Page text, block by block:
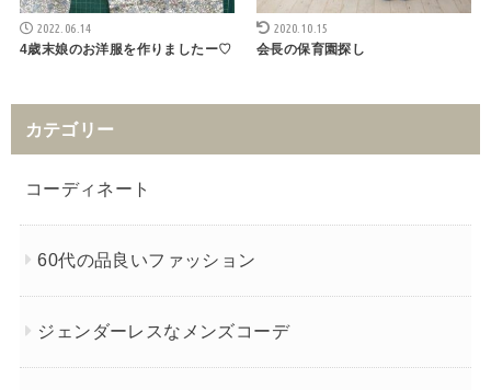
2022.06.14
4歳末娘のお洋服を作りましたー♡
2020.10.15
会長の保育園探し
カテゴリー
コーディネート
60代の品良いファッション
ジェンダーレスなメンズコーデ